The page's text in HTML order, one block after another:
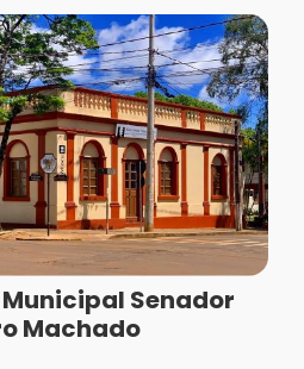
Municipal Senador
Machado